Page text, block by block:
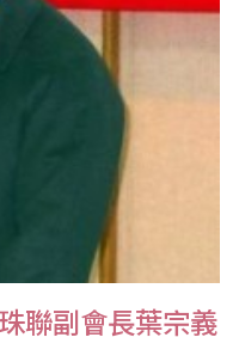
聯副會長葉宗義